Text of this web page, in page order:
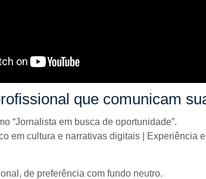
que comunicam
“Jornalista em busca de oportunidade”.
em cultura e narrativas digitais | Experiência
de preferência com fundo neutro.